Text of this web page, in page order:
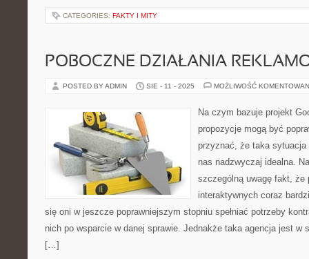
CATEGORIES: FAKTY I MITY
POBOCZNE DZIAŁANIA
POSTED BY ADMIN SIE - 11 - 2025 MOŻLIWOŚĆ
Na czym bazuje projekt
propozycje mogą być
przyznać, że taka
nas nadzwyczaj idealna.
szczególną uwagę fakt, że
interaktywnych coraz
się oni w jeszcze poprawniejszym stopniu spełniać potrzeby
nich po wsparcie w danej sprawie. Jednakże taka agencja jest w
[…]